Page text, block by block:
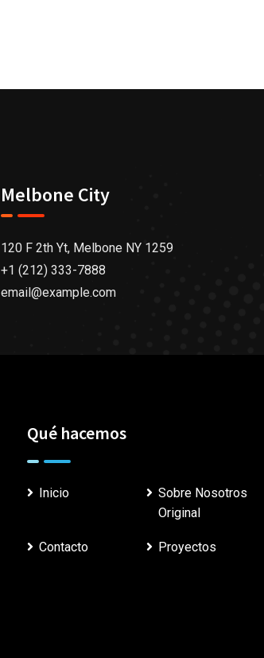
Melbone City
120 F 2th Yt, Melbone NY 1259
+1 (212) 333-7888
email@example.com
Qué hacemos
Inicio
Sobre Nosotros
Original
Contacto Proyectos